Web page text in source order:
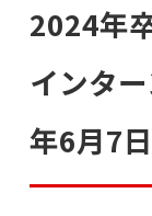
2024年
インタ
年6月7